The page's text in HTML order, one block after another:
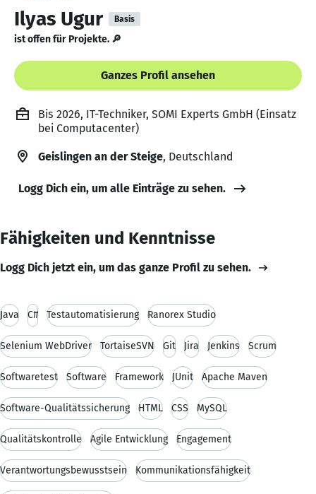
Ilyas Ugur Basis
ist offen für Projekte. 🔎
Ganzes Profil ansehen
Bis 2026, IT-Techniker, SOMI Experts GmbH (Einsatz
bei Computacenter)
Geislingen an der Steige, Deutschland
Logg Dich ein, um alle Einträge zu sehen.
Fähigkeiten und Kenntnisse
Logg Dich jetzt ein, um das ganze Profil zu sehen.
Java C# Testautomatisierung Ranorex Studio
Selenium WebDriver TortaiseSVN Git Jira Jenkins Scrum
Softwaretest Software Framework JUnit Apache Maven
Software-Qualitätssicherung HTML CSS MySQL
Qualitätskontrolle Agile Entwicklung Engagement
Verantwortungsbewusstsein Kommunikationsfähigkeit